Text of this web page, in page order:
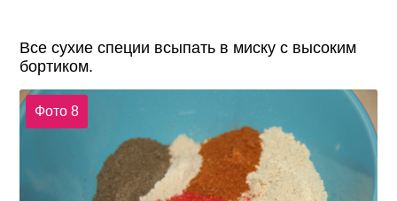
Все сухие специи всыпать в миску с высоким
бортиком.
Фото 8